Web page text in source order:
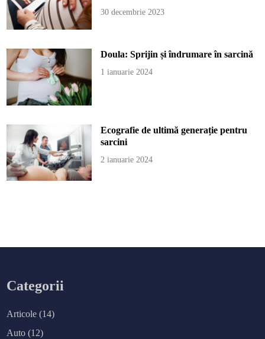
30 decembrie 2023
Doula: Sprijin și îndrumare în sarcină
1 ianuarie 2024
Ecografie de ultimă generație pentru
sarcini
2 ianuarie 2024
Categorii
Articole (14)
Auto (12)